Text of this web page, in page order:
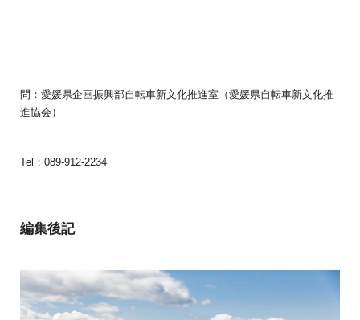
問：愛媛県企画振興部自転車新文化推進室（愛媛県自転車新文化推
進協会）
Tel：089-912-2234
編集後記